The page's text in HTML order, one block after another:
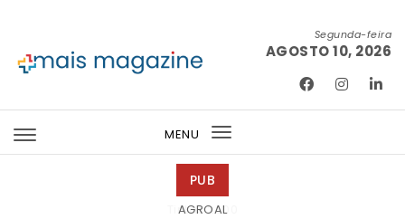
Segunda-feira
AGOSTO 10, 2026
MENU
Toggle
PUB
Tintas 2000